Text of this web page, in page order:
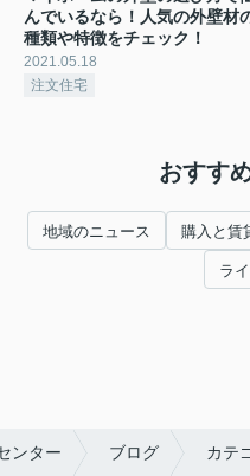
んでいるなら！人気の外壁材
種類や特徴をチェック！
2021.05.18
注文住宅
おすす
地域のニュース 購入と賃
ラ
ンター ブログ カテ